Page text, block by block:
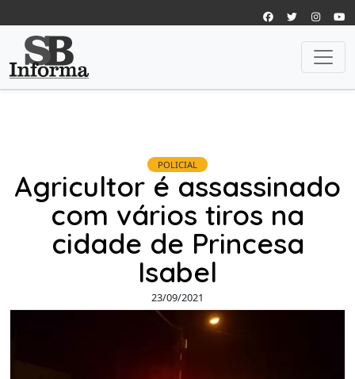
POLICIAL
Agricultor é assassinado
com vários tiros na
cidade de Princesa
Isabel
23/09/2021